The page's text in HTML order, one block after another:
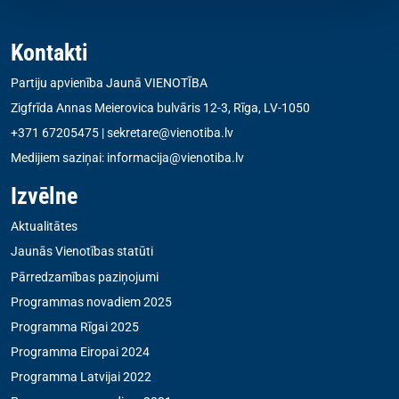
Kontakti
Partiju apvienība Jaunā VIENOTĪBA
Zigfrīda Annas Meierovica bulvāris 12-3, Rīga, LV-1050
+371 67205475 |sekretare@vienotiba.lv
Medijiem saziņai: informacija@vienotiba.lv
Izvēlne
Aktualitātes
Jaunās Vienotības statūti
Pārredzamības paziņojumi
Programmas novadiem 2025
Programma Rīgai 2025
Programma Eiropai 2024
Programma Latvijai 2022